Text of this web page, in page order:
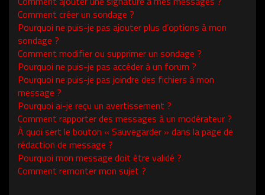
Comment créer un sondage ?
Pourquoi ne puis-je pas ajouter plus d’options à mon
sondage ?
Comment modifier ou supprimer un sondage ?
Pourquoi ne puis-je pas accéder à un forum ?
Pourquoi ne puis-je pas joindre des fichiers à mon
message ?
Pourquoi ai-je reçu un avertissement ?
Comment rapporter des messages à un modérateur ?
À quoi sert le bouton « Sauvegarder » dans la page de
rédaction de message ?
Pourquoi mon message doit être validé ?
Comment remonter mon sujet ?